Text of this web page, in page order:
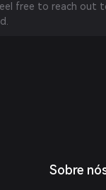
free to reach out
Sobre